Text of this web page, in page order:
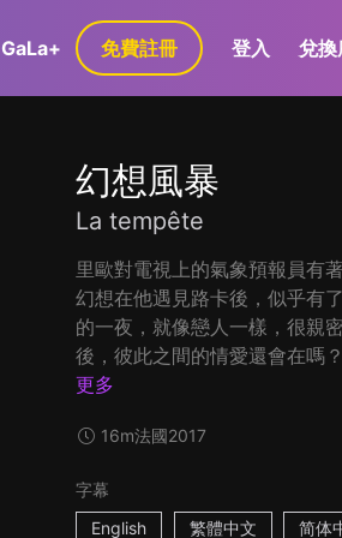
GaLa+ 免費註冊 登入 兌換
幻想風暴
La tempête
里歐對電視上的氣象預報員有
幻想在他遇見路卡後，似乎有
的一夜，就像戀人一樣，很親
後，彼此之間的情愛還會在嗎
更多
16m法國2017
字幕
English
繁體中文 简体